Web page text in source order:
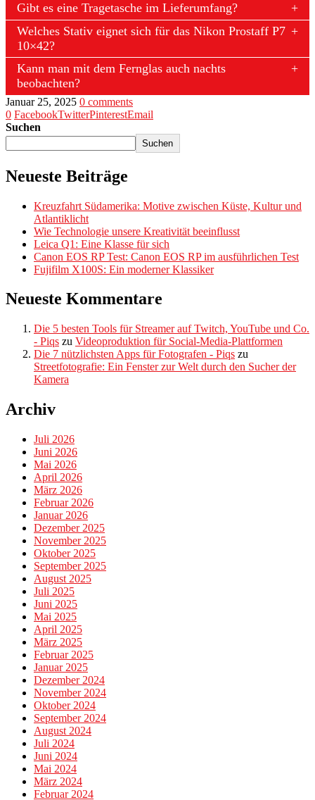
Gibt es eine Tragetasche im Lieferumfang?
Welches Stativ eignet sich für das Nikon Prostaff P7
10×42?
Kann man mit dem Fernglas auch nachts
beobachten?
Januar 25, 2025 0 comments
0 FacebookTwitterPinterestEmail
Suchen
Suchen
Neueste Beiträge
Kreuzfahrt Südamerika: Motive zwischen Küste, Kultur und
Atlantiklicht
Wie Technologie unsere Kreativität beeinflusst
Leica Q1: Eine Klasse für sich
Canon EOS RP Test: Canon EOS RP im ausführlichen Test
Fujifilm X100S: Ein moderner Klassiker
Neueste Kommentare
Die 5 besten Tools für Streamer auf Twitch, YouTube und Co.
- Piqs zu Videoproduktion für Social-Media-Plattformen
Die 7 nützlichsten Apps für Fotografen - Piqs zu
Streetfotografie: Ein Fenster zur Welt durch den Sucher der
Kamera
Archiv
Juli 2026
Juni 2026
Mai 2026
April 2026
März 2026
Februar 2026
Januar 2026
Dezember 2025
November 2025
Oktober 2025
September 2025
August 2025
Juli 2025
Juni 2025
Mai 2025
April 2025
März 2025
Februar 2025
Januar 2025
Dezember 2024
November 2024
Oktober 2024
September 2024
August 2024
Juli 2024
Juni 2024
Mai 2024
März 2024
Februar 2024